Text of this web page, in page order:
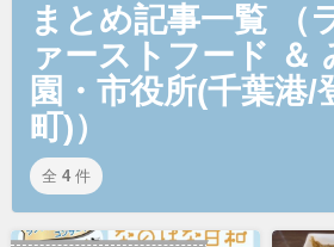
まとめ記事一覧 （
ァーストフード ＆
園・市役所(千葉港/
町)）
全 4 件